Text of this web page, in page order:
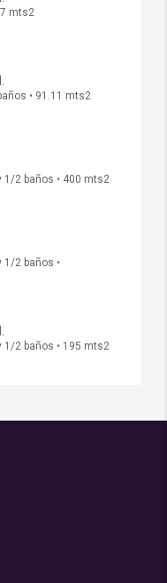
mts2
• 91.11 mts2
1/2 baños • 400 mts2
1/2 baños •
1/2 baños • 195 mts2